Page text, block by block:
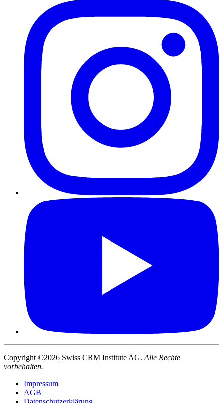
Copyright ©2026 Swiss CRM Institute AG. Alle Rechte
vorbehalten.
Impressum
AGB
Datenschutzerklärung